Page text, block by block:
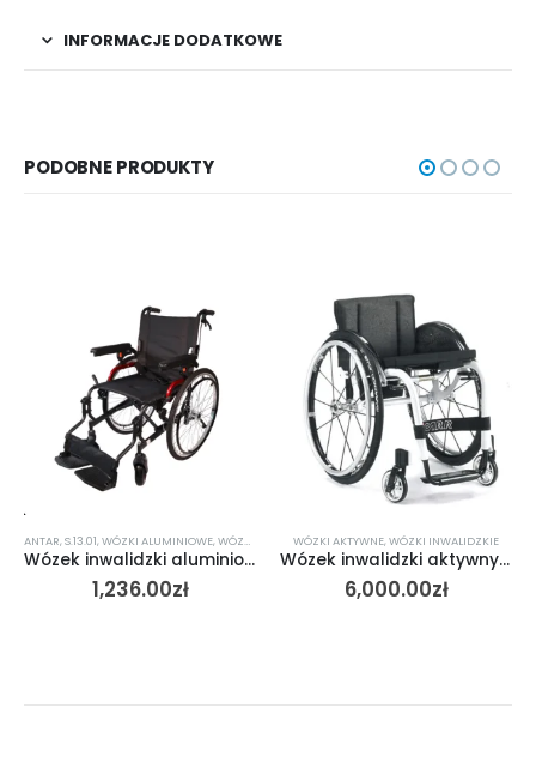
INFORMACJE DODATKOWE
PODOBNE PRODUKTY
ANTAR,S.13.01,WÓZKI ALUMINIOWE,WÓZKI INWALIDZKIE
Wózek inwalidzki aluminiowy AT52306
1,236.00zł
WÓZKI AKTYWNE,WÓZKI INWALIDZKIE
Wózek inwalidzki aktywny Offcarr Funky
6,000.00zł